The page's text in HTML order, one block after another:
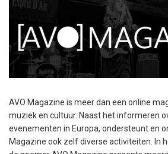
AVO Magazine is meer dan een online
muziek en cultuur. Naast het informeren
evenementen in Europa, ondersteunt en
Magazine ook zelf diverse activiteiten. In